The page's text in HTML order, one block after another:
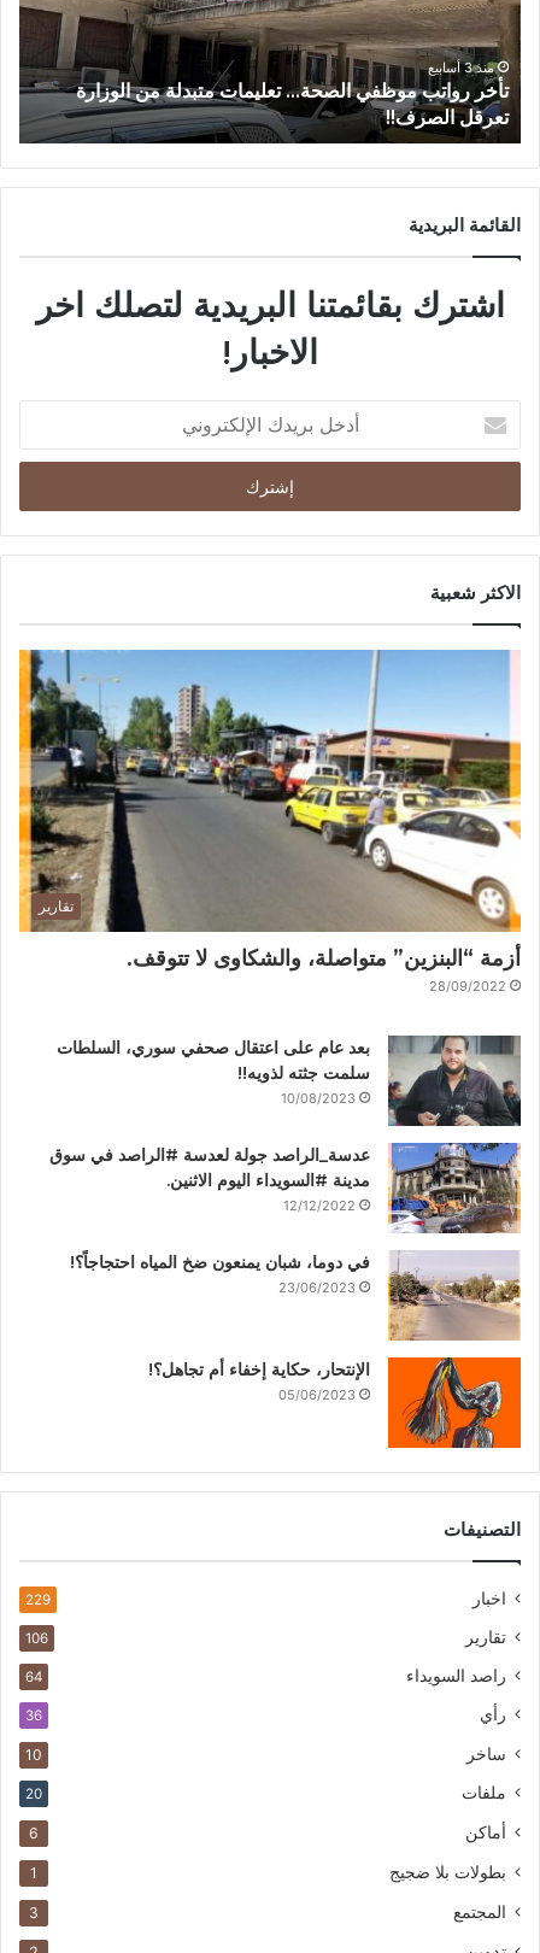
منذ 3 أسابيع
من عتيل .. تكريم يوثق إرث عالم الآثار الراحل علي أبو
عساف.
القائمة البريدية
اشترك بقائمتنا البريدية لتصلك اخر
الاخبار!
الاكثر شعبية
تقارير
أزمة “البنزين” متواصلة، والشكاوى لا تتوقف.
28/09/2022
بعد عام على اعتقال صحفي سوري، السلطات
سلمت جثته لذويه!!
10/08/2023
عدسة_الراصد جولة لعدسة #الراصد في سوق
مدينة #السويداء اليوم الاثنين.
12/12/2022
في دوما، شبان يمنعون ضخ المياه احتجاجاً؟!
23/06/2023
الإنتحار، حكاية إخفاء أم تجاهل؟!
05/06/2023
التصنيفات
اخبار 229
تقارير 106
راصد السويداء 64
رأي 36
ساخر 10
ملفات 20
أماكن 6
بطولات بلا ضجيج 1
المجتمع 3